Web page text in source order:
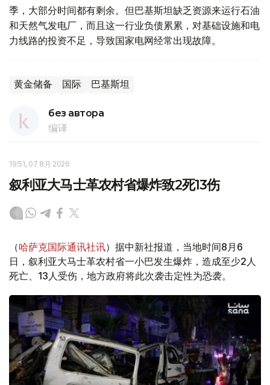
季，大部分时间都有剩余。但巴基斯坦缺乏资源来运行石油
和天然气发电厂，而且这一行业负债累累，对基础设施和电
力线路的投资不足，导致国家电网经常出现故障。
黄金储备 国际 巴基斯坦
без автора
编译
19:51, 07 8月 2026
叙利亚大马士革农村省爆炸致2死13伤
（哈萨克国际通讯社讯）据中新社报道，当地时间8月6
日，叙利亚大马士革农村省一小巴发生爆炸，造成至少2人
死亡、13人受伤，地方政府将此次袭击定性为恐袭。